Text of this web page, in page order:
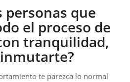
personas que
el proceso de
tranquilidad,
te parezca lo normal